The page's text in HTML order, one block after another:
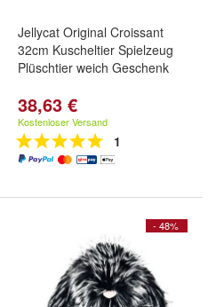
Jellycat Original Croissant
32cm Kuscheltier Spielzeug
Plüschtier weich Geschenk
38,63 €
Kostenloser Versand
1
- 48%